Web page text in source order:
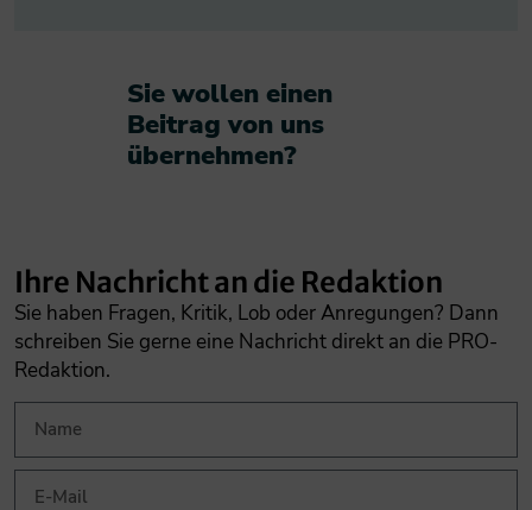
Sie wollen einen
Beitrag von uns
übernehmen?​
Ihre Nachricht an die Redaktion
Sie haben Fragen, Kritik, Lob oder Anregungen? Dann
schreiben Sie gerne eine Nachricht direkt an die PRO-
Redaktion.